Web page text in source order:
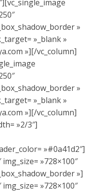
»
»_blank »
»][/vc_column]
»
»_blank »
»][/vc_column]
»2/3″]
»#0a41d2″]
»728×100″
»]
»728×100″